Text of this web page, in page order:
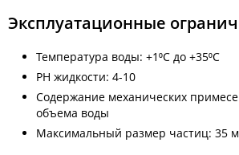
Эксплуатационные
Температура воды: +1⁰С до +35⁰С
PH жидкости: 4-10
Содержание механических
объема воды
Максимальный размер частиц: 35